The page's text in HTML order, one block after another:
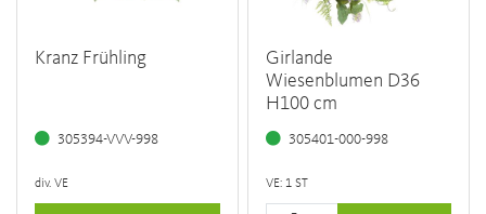
Kranz Frühling
305394-VVV-998
div. VE
Girlande
Wiesenblumen D36
H100 cm
305401-000-998
VE: 1 ST